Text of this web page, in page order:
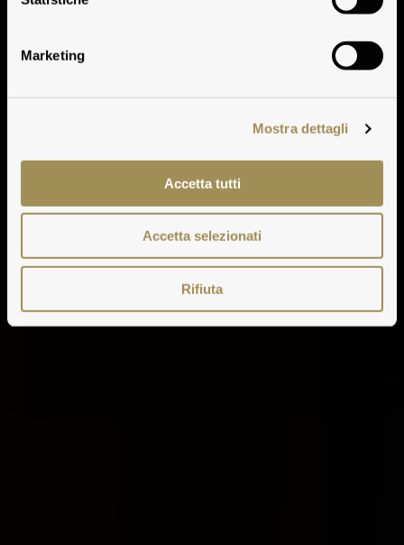
Marketing
Mostra dettagli
Accetta tutti
Accetta selezionati
Rifiuta